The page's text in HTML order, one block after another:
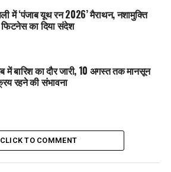
बिजली उपभोक्ताओं को बड़ी राहत,
OTS योजना मंजूर
में ‘पंजाब यूथ रन 2026’ मैराथन, नशामुक्ति
का दिया संदेश
में बारिश का दौर जारी, 10 अगस्त तक मानसून
रहने की संभावना
CLICK TO COMMENT